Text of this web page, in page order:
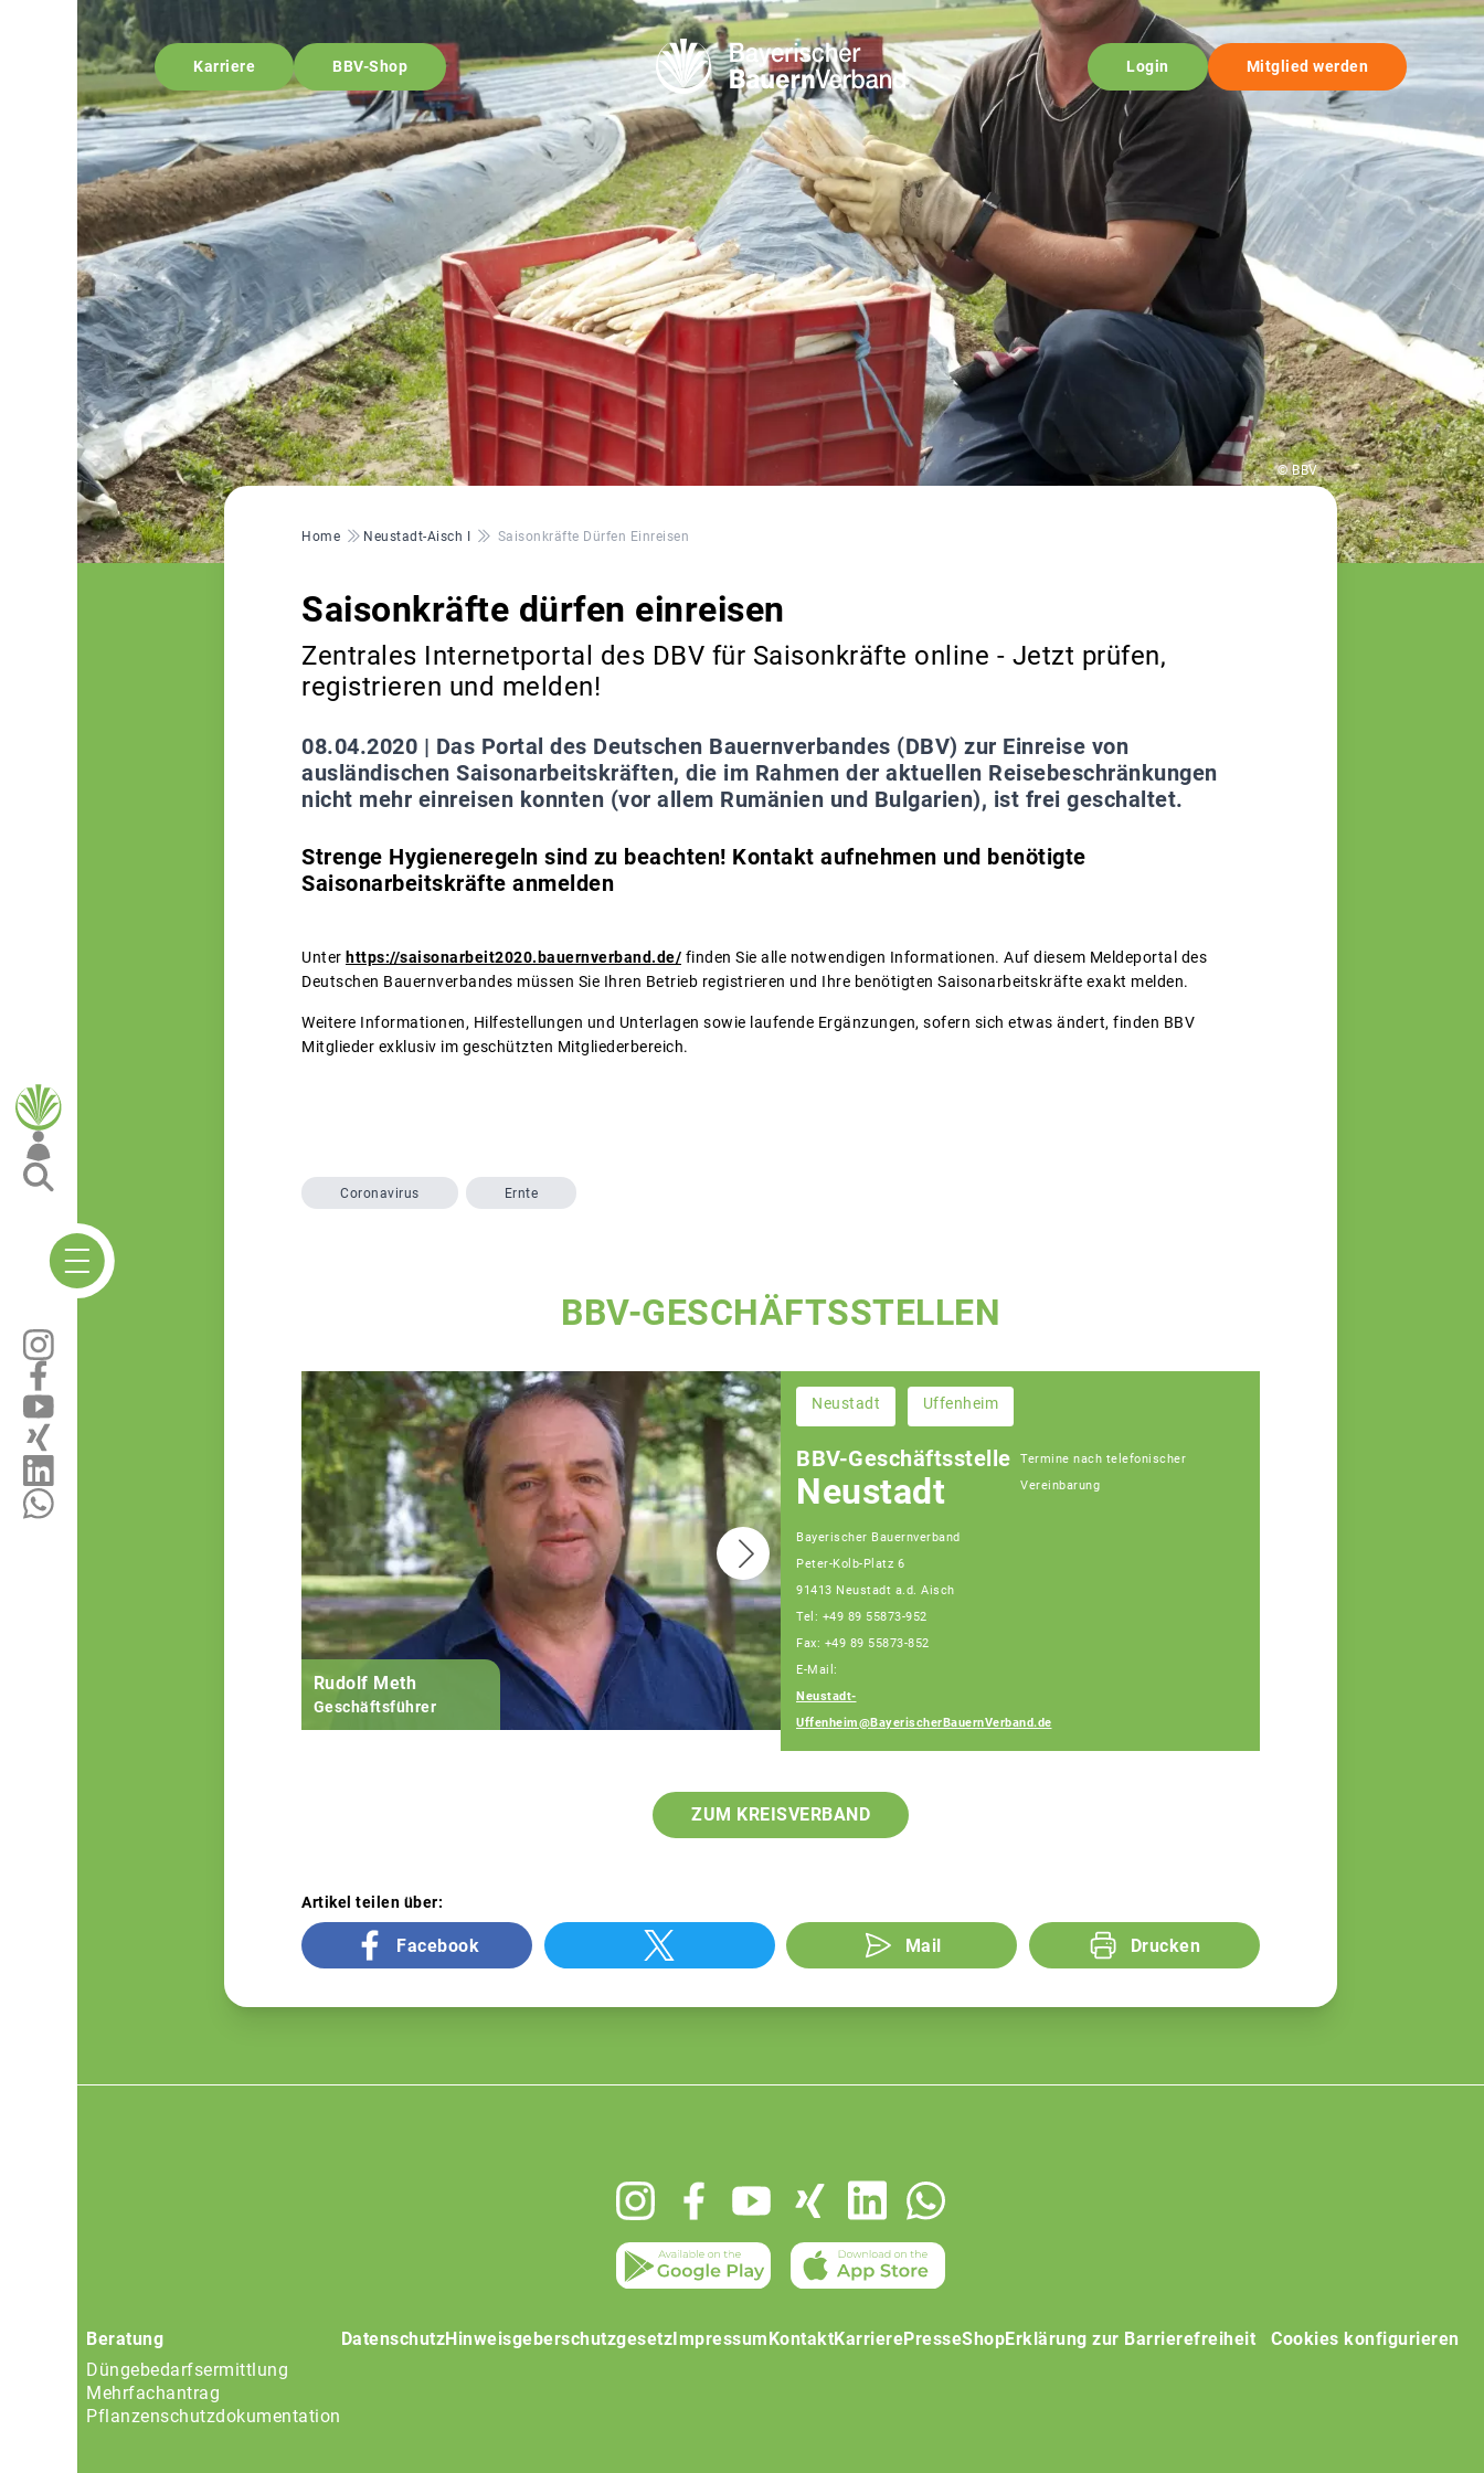
Karriere BBV-Shop Login Mitglied werden
© BBV
Pfadnavigation
Home Neustadt-Aisch I Saisonkräfte Dürfen Einreisen
Saisonkräfte dürfen einreisen
Zentrales Internetportal des DBV für Saisonkräfte online - Jetzt prüfen,
registrieren und melden!
08.04.2020 | Das Portal des Deutschen Bauernverbandes (DBV) zur Einreise von
ausländischen Saisonarbeitskräften, die im Rahmen der aktuellen Reisebeschränkungen
nicht mehr einreisen konnten (vor allem Rumänien und Bulgarien), ist frei geschaltet.
Strenge Hygieneregeln sind zu beachten! Kontakt aufnehmen und benötigte
Saisonarbeitskräfte anmelden
Unter https://saisonarbeit2020.bauernverband.de/ finden Sie alle notwendigen Informationen. Auf diesem Meldeportal des
Deutschen Bauernverbandes müssen Sie Ihren Betrieb registrieren und Ihre benötigten Saisonarbeitskräfte exakt melden.
Weitere Informationen, Hilfestellungen und Unterlagen sowie laufende Ergänzungen, sofern sich etwas ändert, finden BBV
Mitglieder exklusiv im geschützten Mitgliederbereich.
Coronavirus Ernte
BBV-GESCHÄFTSSTELLEN
Rudolf Meth
Geschäftsführer Fachberater
Neustadt Uffenheim
BBV-Geschäftsstelle
Neustadt
Bayerischer Bauernverband
Peter-Kolb-Platz 6
91413 Neustadt a.d. Aisch
Tel: +49 89 55873-952
Fax: +49 89 55873-852
E-Mail:
Neustadt-
Uffenheim@BayerischerBauernVerband.de
Termine nach telefonischer
Vereinbarung
ZUM KREISVERBAND
Artikel teilen über:
Facebook Mail Drucken
Beratung
Düngebedarfsermittlung
Mehrfachantrag
Pflanzenschutzdokumentation
DatenschutzHinweisgeberschutzgesetz Impressum KontaktKarrierePresseShopErklärung zur Barrierefreiheit Cookies konfigurieren